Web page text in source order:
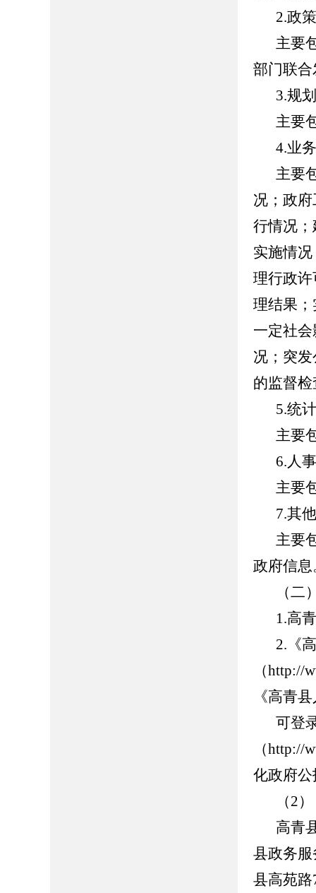
2.政
主要
部门联
3.规
主要
4.业
主要
况；政
行情况
实施情
理行政
理结果
一定社
况；突
的监督
5.统
主要
6.人
主要
7.其
主要
政府信息
（二
1.高
2.《
（http://
《高青
可登
（http://
化政府
（2
高青
县政务
县高苑